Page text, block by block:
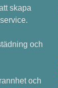
skapa
och
och